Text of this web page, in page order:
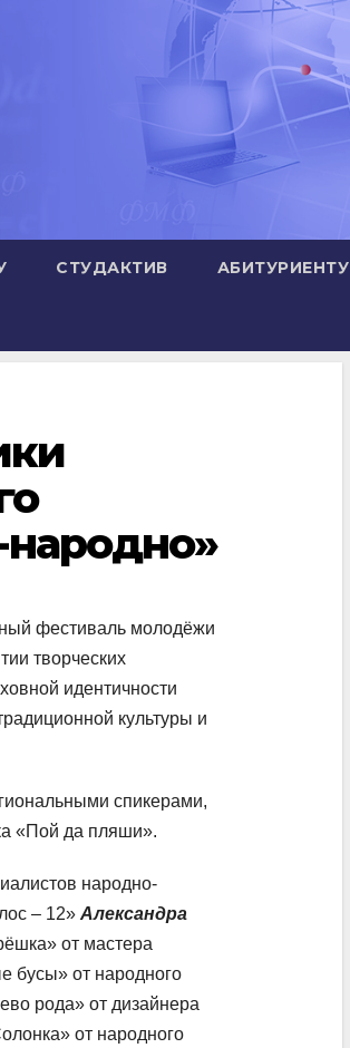
СТУДАКТИВ АБИТУРИЕНТУ
фестиваль молодёжи
творческих
идентичности
культуры и
спикерами,
«Пой да пляши».
народно-
– 12» Александра
от мастера
бусы» от народного
рода» от дизайнера
от народного